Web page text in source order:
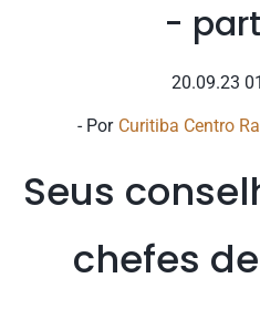
-
20.09.23
- Por Curitiba Centro
Seus
chefes